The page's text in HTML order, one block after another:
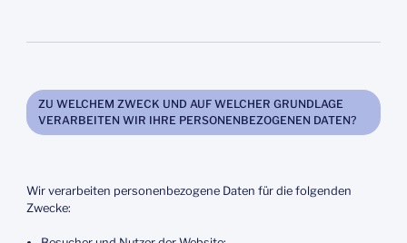
ZU WELCHEM ZWECK UND AUF WELCHER GRUNDLAGE
VERARBEITEN WIR IHRE PERSONENBEZOGENEN DATEN?
Wir verarbeiten personenbezogene Daten für die folgenden
Zwecke: